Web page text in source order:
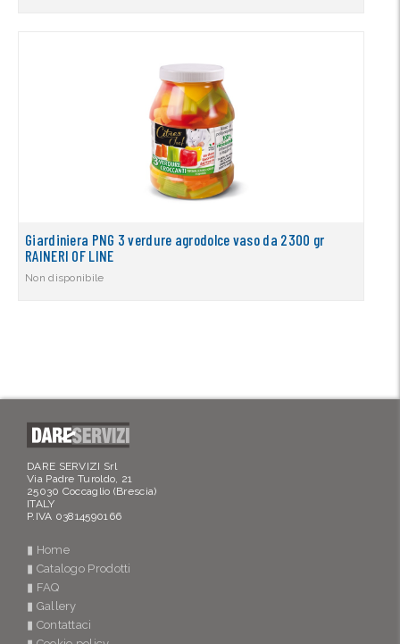
Giardiniera PNG 3 verdure agrodolce vaso da 2300 gr
RAINERI OF LINE
Non disponibile
DARE SERVIZI Srl
Via Padre Turoldo, 21
25030 Coccaglio (Brescia)
ITALY
P.IVA 03814590166
▮ Home
▮ Catalogo Prodotti
▮ FAQ
▮ Gallery
▮ Contattaci